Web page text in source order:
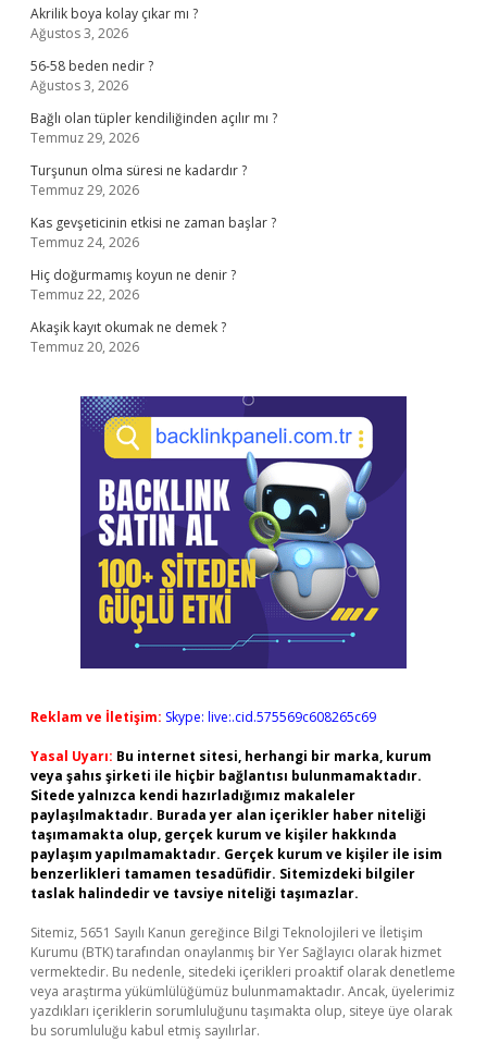
Akrilik boya kolay çıkar mı ?
Ağustos 3, 2026
56-58 beden nedir ?
Ağustos 3, 2026
Bağlı olan tüpler kendiliğinden açılır mı ?
Temmuz 29, 2026
Turşunun olma süresi ne kadardır ?
Temmuz 29, 2026
Kas gevşeticinin etkisi ne zaman başlar ?
Temmuz 24, 2026
Hiç doğurmamış koyun ne denir ?
Temmuz 22, 2026
Akaşik kayıt okumak ne demek ?
Temmuz 20, 2026
Reklam ve İletişim: Skype: live:.cid.575569c608265c69
Yasal Uyarı: Bu internet sitesi, herhangi bir marka, kurum
veya şahıs şirketi ile hiçbir bağlantısı bulunmamaktadır.
Sitede yalnızca kendi hazırladığımız makaleler
paylaşılmaktadır. Burada yer alan içerikler haber niteliği
taşımamakta olup, gerçek kurum ve kişiler hakkında
paylaşım yapılmamaktadır. Gerçek kurum ve kişiler ile isim
benzerlikleri tamamen tesadüfidir. Sitemizdeki bilgiler
taslak halindedir ve tavsiye niteliği taşımazlar.
Sitemiz, 5651 Sayılı Kanun gereğince Bilgi Teknolojileri ve İletişim
Kurumu (BTK) tarafından onaylanmış bir Yer Sağlayıcı olarak hizmet
vermektedir. Bu nedenle, sitedeki içerikleri proaktif olarak denetleme
veya araştırma yükümlülüğümüz bulunmamaktadır. Ancak, üyelerimiz
yazdıkları içeriklerin sorumluluğunu taşımakta olup, siteye üye olarak
bu sorumluluğu kabul etmiş sayılırlar.